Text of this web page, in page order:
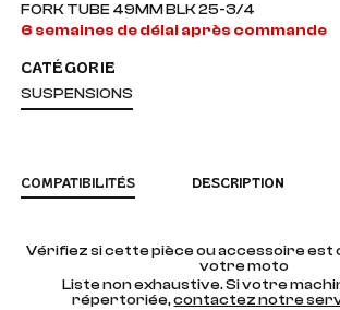
FORK TUBE 49MM BLK 25-3/4
6 semaines de délai après commande
CATÉGORIE
SUSPENSIONS
COMPATIBILITÉS DESCRIPTION
Vérifiez si cette pièce ou accessoire est
votre moto
Liste non exhaustive. Si votre
répertoriée,contactez notre